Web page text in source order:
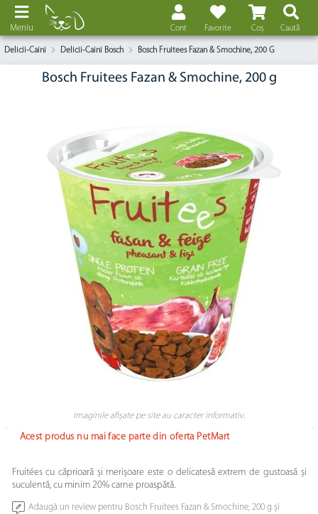
Coș
Favorite
Cont Caută
Meniu
Delicii-Caini Delicii-Caini Bosch Bosch Fruitees Fazan & Smochine, 200 G
Bosch Fruitees Fazan & Smochine, 200 g
Imaginile afișate pe site au caracter informativ.
Acest produs nu mai face parte din oferta PetMart
Fruitées cu căprioară și merișoare este o delicatesă extrem de gustoasă și
suculentă, cu minim 20% carne proaspătă.
Adaugă un review pentru Bosch Fruitees Fazan & Smochine, 200 g și